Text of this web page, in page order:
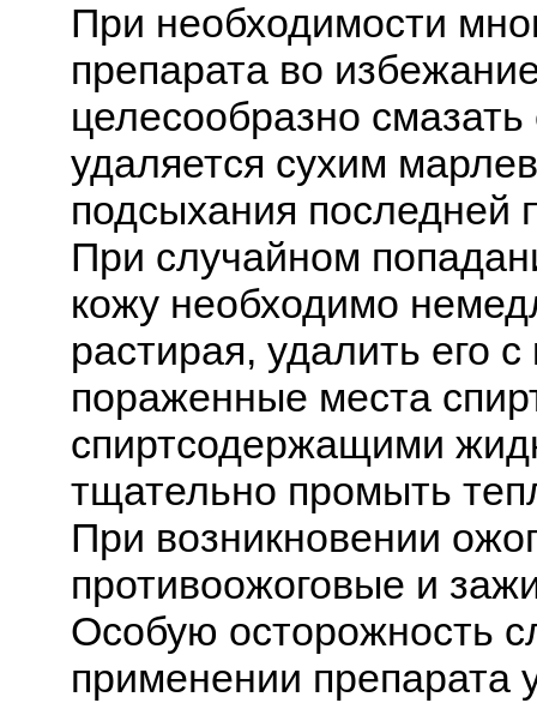
При необходимости
препарата во
целесообразно
удаляется сухим
подсыхания последней
При случайном
кожу необходимо
растирая, удалить его
пораженные места
спиртсодержащими
тщательно промыть
При возникновении
противоожоговые и
Особую осторожность
применении препарата